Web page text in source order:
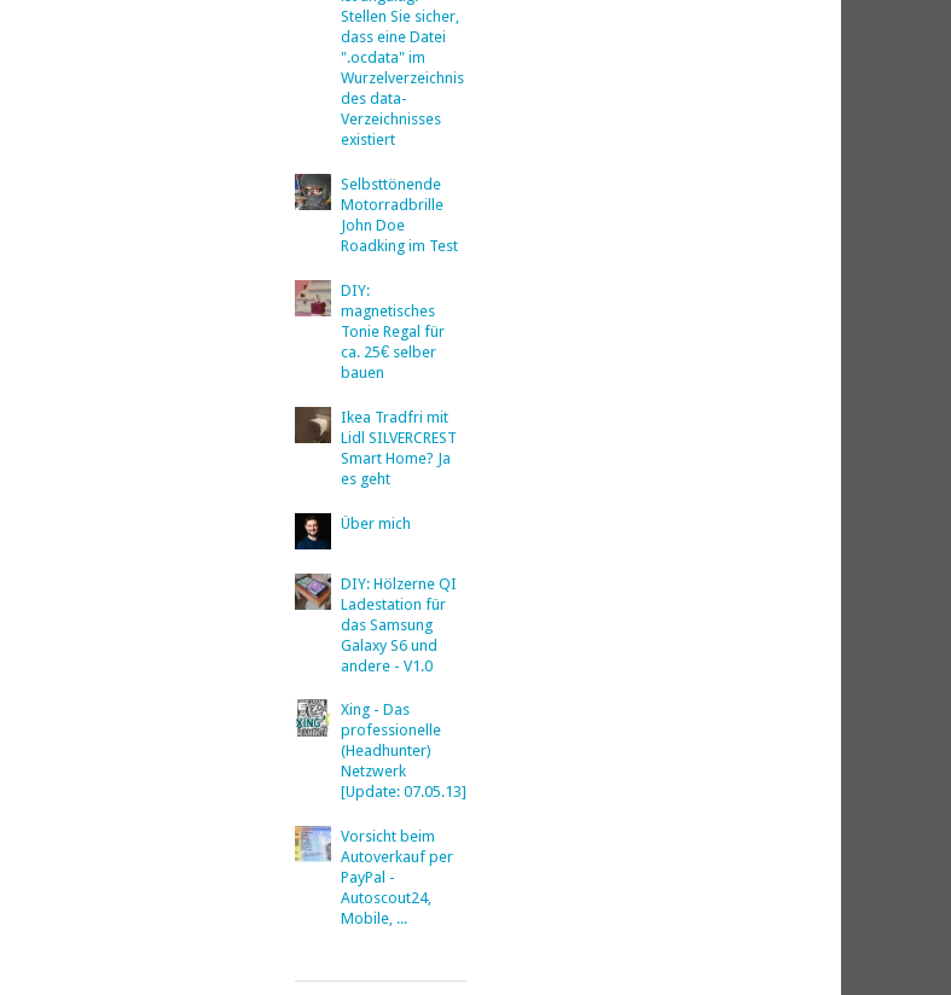
Stellen Sie sicher,
dass eine Datei
".ocdata" im
Wurzelverzeichnis
des data-
Verzeichnisses
existiert
Selbsttönende
Motorradbrille
John Doe
Roadking im Test
DIY:
magnetisches
Tonie Regal für
ca. 25€ selber
bauen
Ikea Tradfri mit
Lidl SILVERCREST
Smart Home? Ja
es geht
Über mich
DIY: Hölzerne QI
Ladestation für
das Samsung
Galaxy S6 und
andere - V1.0
Xing - Das
professionelle
(Headhunter)
Netzwerk
[Update: 07.05.13]
Vorsicht beim
Autoverkauf per
PayPal -
Autoscout24,
Mobile, ...